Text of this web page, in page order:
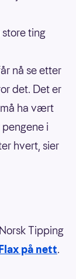
ting
nå se etter
det. Det er
må ha vært
i
hvert, sier
Tipping
på nett.